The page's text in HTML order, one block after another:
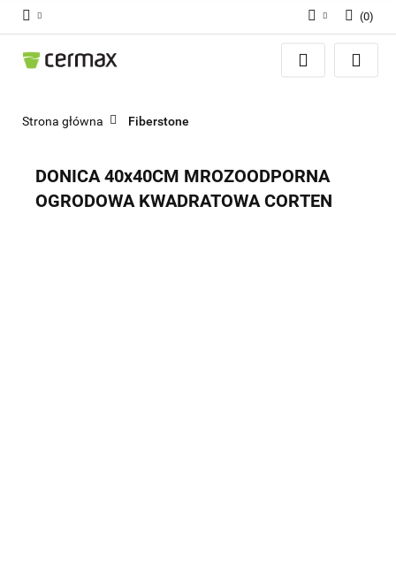
Zaloguj się
(0)
Strona główna Fiberstone
DONICA 40x40CM MROZOODPORNA
OGRODOWA KWADRATOWA CORTEN